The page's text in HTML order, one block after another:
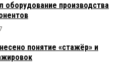
оборудование производства
понятие «стажёр» и